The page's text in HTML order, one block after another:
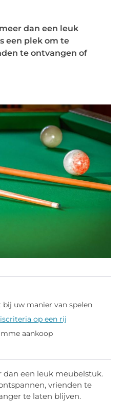
dan een leuk
een plek om te
te ontvangen of
uw manier van spelen
op een rij
aankoop
dan een leuk meubelstuk.
vrienden te
te laten blijven.